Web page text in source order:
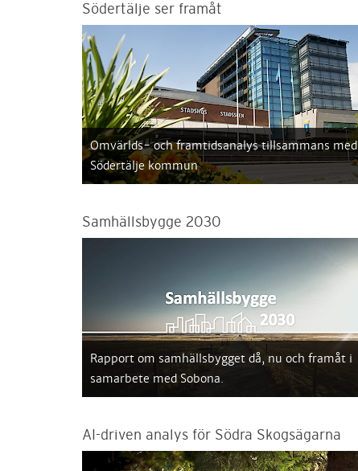
Södertälje ser framåt
Omvärlds- och framtidsanalys tillsammans med
Södertälje kommun
Samhällsbygge 2030
Rapport om samhällsbygget då, nu och framåt i
samarbete med Sobona.
AI-driven analys för Södra Skogsägarna